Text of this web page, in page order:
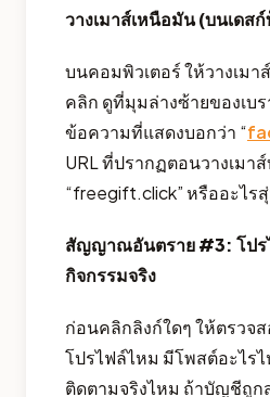
วางเมาส์เหนือมัน (บนเดส
บนคอมพิวเตอร์ ให้วางเมา
คลิก ดูที่มุมล่างซ้ายของเบ
ข้อความที่แสดงบอกว่า “
URL ที่ปรากฏตอนวางเมา
“freegift.click” หรืออะไร
สัญญาณอันตราย #3: โปร
กิจกรรมจริง
ก่อนคลิกลิงก์ใดๆ ให้ตรวจ
โปรไฟล์ไหม มีโพสต์อะไร
ติดตามจริงไหม ถ้าบัญชีถูก